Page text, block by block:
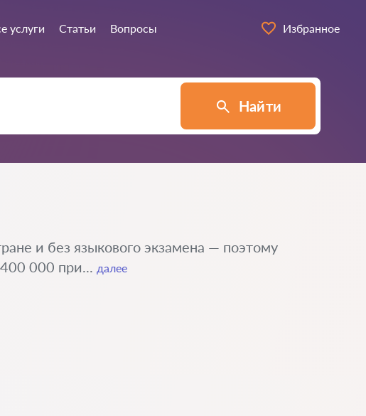
услуги Статьи Вопросы Избранное
Найти
и без языкового экзамена — поэтому
000 при... далее